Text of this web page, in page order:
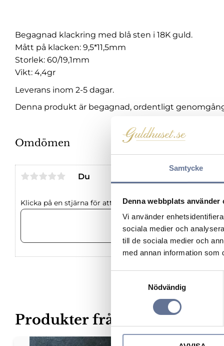
Samtycke
Denna webbplats använder
Vi använder
sociala medier och
till de sociala medier och
med annan information som
y
c
Nödvändig
Begagnad klackring med blå sten i 18K guld.
Mått på klacken: 9,5*11,5mm
Storlek: 60/19,1mm
Vikt: 4,4gr
Leverans inom 2-5 dagar.
Denna produkt är begagnad, ordentligt
Omdömen
Du
Klicka på en stjärna för att sätta ditt betyg
Produkter från samma